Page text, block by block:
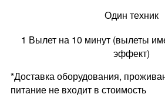
Один техник
1 Вылет на 10 минут (вылеты
эффект)
*Доставка оборудования,
питание не входит в стоимость